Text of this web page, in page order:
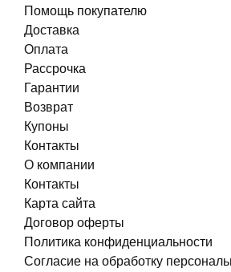
Помощь покупателю
Доставка
Оплата
Рассрочка
Гарантии
Возврат
Купоны
Контакты
О компании
Контакты
Карта сайта
Договор оферты
Политика конфиденциальности
Согласие на обработку